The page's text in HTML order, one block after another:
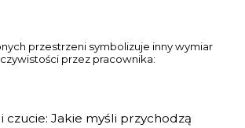
przestrzeni symbolizuje inny wymiar
przez pracownika:
czucie: Jakie myśli przychodzą